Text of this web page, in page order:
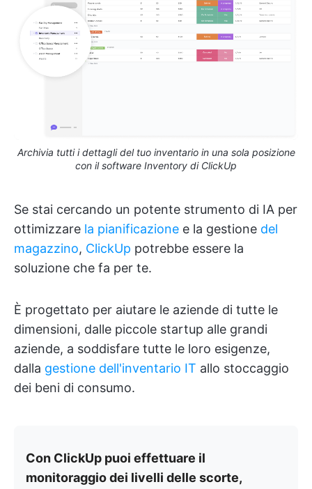
Archivia tutti i dettagli del tuo inventario in una sola posizione
con il software Inventory di ClickUp
Se stai cercando un potente strumento di IA per
ottimizzare la pianificazione e la gestione del
magazzino, ClickUp potrebbe essere la
soluzione che fa per te.
È progettato per aiutare le aziende di tutte le
dimensioni, dalle piccole startup alle grandi
aziende, a soddisfare tutte le loro esigenze,
dalla gestione dell'inventario IT allo stoccaggio
dei beni di consumo.
Con ClickUp puoi effettuare il
monitoraggio dei livelli delle scorte,